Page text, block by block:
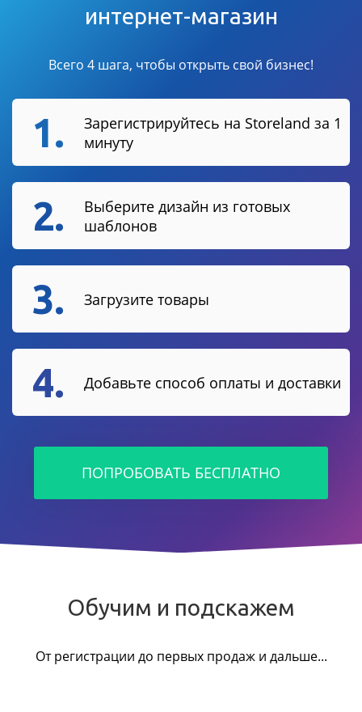
интернет-магазин
Всего 4 шага, чтобы открыть свой бизнес!
1.
Зарегистрируйтесь на Storeland за 1
минуту
2.
Выберите дизайн из готовых
шаблонов
3. Загрузите товары
4. Добавьте способ оплаты и доставки
ПОПРОБОВАТЬ БЕСПЛАТНО
Обучим и подскажем
От регистрации до первых продаж и дальше...